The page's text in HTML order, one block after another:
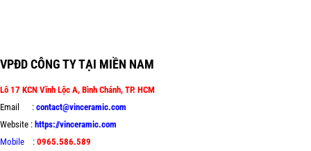
VPĐD CÔNG TY TẠI MIỀN NAM
Lô 17 KCN Vĩnh Lộc A, Bình Chánh, TP. HCM
Email : contact@vinceramic.com
Website : https://vinceramic.com
Mobile : 0965.586.589